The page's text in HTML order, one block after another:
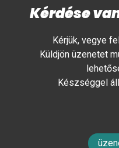
Kérdése
Kérjük, vegye
Küldjön üzenetet
Készséggel